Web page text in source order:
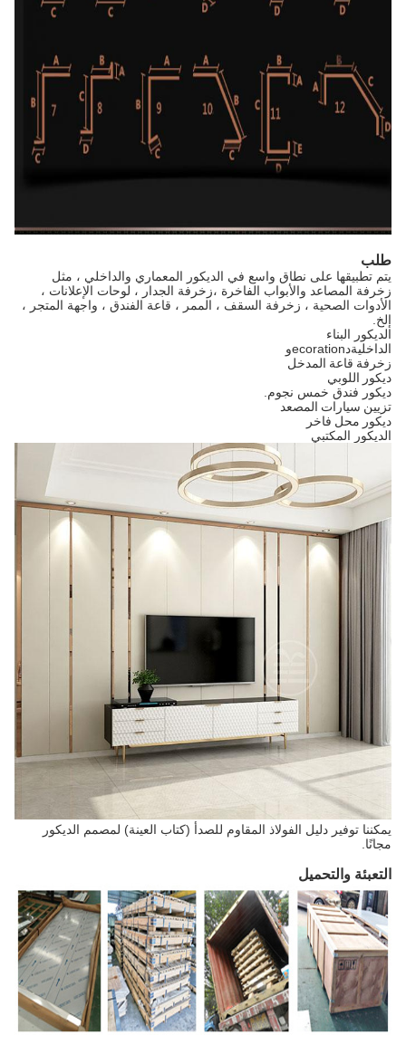
طلب
يتم تطبيقها على نطاق واسع في الديكور المعماري والداخلي ، مثل
زخرفة المصاعد والأبواب الفاخرة ، زخرفة الجدار ، لوحات الإعلانات ،
الأدوات الصحية ، زخرفة السقف ، الممر ، قاعة الفندق ، واجهة المتجر ،
إلخ.
الديكور البناء
الداخليةدecorationو
زخرفة قاعة المدخل
ديكور اللوبي
ديكور فندق خمس نجوم.
تزيين سيارات المصعد
ديكور محل فاخر
الديكور المكتبي
يمكننا توفير دليل الفولاذ المقاوم للصدأ (كتاب العينة) لمصمم الديكور
مجانًا.
التعبئة والتحميل